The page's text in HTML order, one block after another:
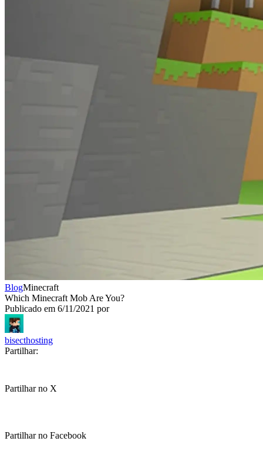
BlogMinecraft
Which Minecraft Mob Are You?
Publicado em 6/11/2021 por
bisecthosting
Partilhar:
Partilhar no X
Partilhar no Facebook